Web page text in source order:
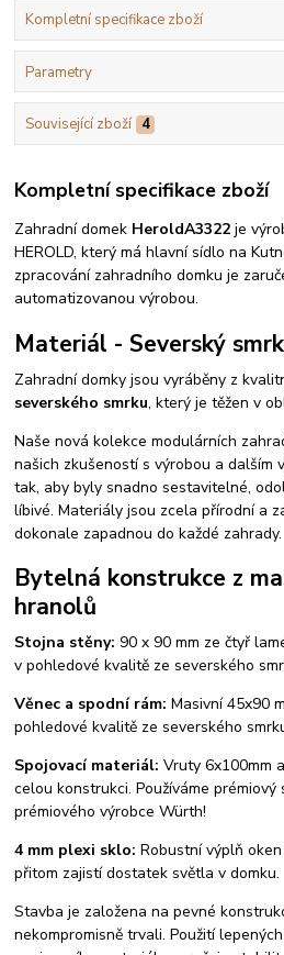
Kompletní specifikace zboží
Parametry
Související zboží 4
Kompletní specifikace zboží
Zahradní domek HeroldA3322je
HEROLD, který má hlavní sídlo na
zpracování zahradního domku je
automatizovanou výrobou.
Materiál - Severský smrk
Zahradní domky jsou vyráběny z
severského smrku, který je těžen v
Naše nová kolekce modulárních
našich zkušeností s výrobou a dalším
tak, aby byly snadno sestavitelné,
líbivé. Materiály jsou zcela přírodní a
dokonale zapadnou do každé zahrady.
Bytelná konstrukce z
hranolů
Stojna stěny: 90 x 90 mm ze čtyř
v pohledové kvalitě ze severského
Věnec a spodní rám: Masivní 45x90
pohledové kvalitě ze severského
Spojovací materiál:Vruty 6x100mm
celou konstrukci. Používáme
prémiového výrobce Würth!
4 mm plexi sklo: Robustní výplň
přitom zajistí dostatek světla v domku.
Stavba je založena na pevné
nekompromisně trvali. Použití